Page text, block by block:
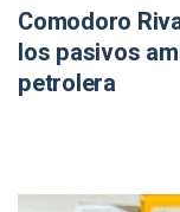
Comodoro
los pasivos
petrolera